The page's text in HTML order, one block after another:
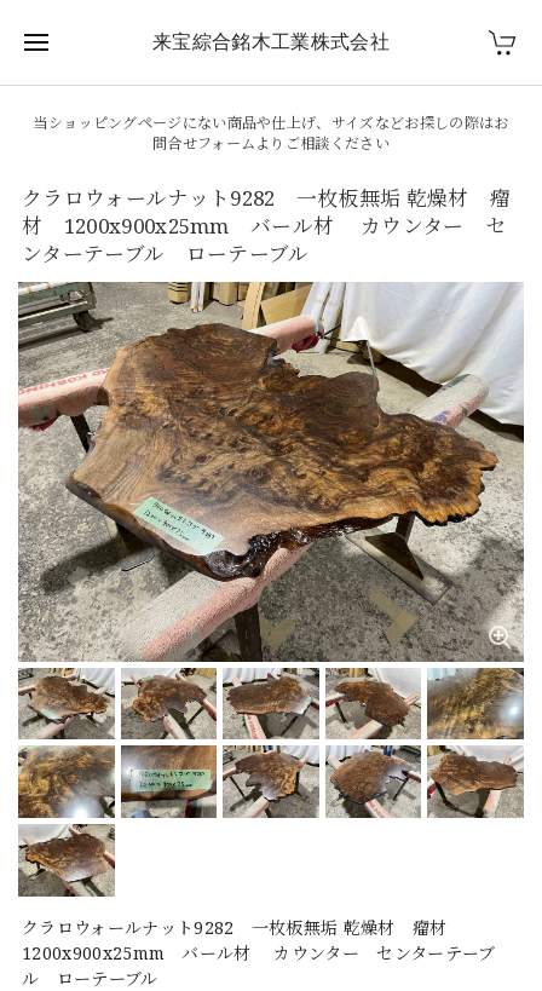
来宝綜合銘木工業株式会社
当ショッピングページにない商品や仕上げ、サイズなどお探しの際はお
問合せフォームよりご相談ください
クラロウォールナット9282 一枚板無垢 乾燥材 瘤
材 1200x900x25mm バール材 カウンター セ
ンターテーブル ローテーブル
クラロウォールナット9282 一枚板無垢 乾燥材 瘤材
1200x900x25mm バール材 カウンター センターテーブ
ル ローテーブル